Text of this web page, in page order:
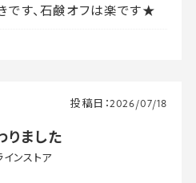
です、石鹸オフは楽です★
りました
投稿日：2026/07/18
ンストア